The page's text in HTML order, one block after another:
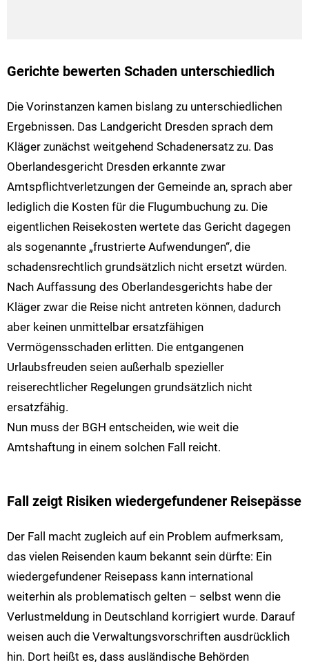
Gerichte bewerten Schaden unterschiedlich
Die Vorinstanzen kamen bislang zu unterschiedlichen
Ergebnissen. Das Landgericht Dresden sprach dem
Kläger zunächst weitgehend Schadenersatz zu. Das
Oberlandesgericht Dresden erkannte zwar
Amtspflichtverletzungen der Gemeinde an, sprach aber
lediglich die Kosten für die Flugumbuchung zu. Die
eigentlichen Reisekosten wertete das Gericht dagegen
als sogenannte „frustrierte Aufwendungen“, die
schadensrechtlich grundsätzlich nicht ersetzt würden.
Nach Auffassung des Oberlandesgerichts habe der
Kläger zwar die Reise nicht antreten können, dadurch
aber keinen unmittelbar ersatzfähigen
Vermögensschaden erlitten. Die entgangenen
Urlaubsfreuden seien außerhalb spezieller
reiserechtlicher Regelungen grundsätzlich nicht
ersatzfähig.
Nun muss der BGH entscheiden, wie weit die
Amtshaftung in einem solchen Fall reicht.
Fall zeigt Risiken wiedergefundener Reisepässe
Der Fall macht zugleich auf ein Problem aufmerksam,
das vielen Reisenden kaum bekannt sein dürfte: Ein
wiedergefundener Reisepass kann international
weiterhin als problematisch gelten – selbst wenn die
Verlustmeldung in Deutschland korrigiert wurde. Darauf
weisen auch die Verwaltungsvorschriften ausdrücklich
hin. Dort heißt es, dass ausländische Behörden